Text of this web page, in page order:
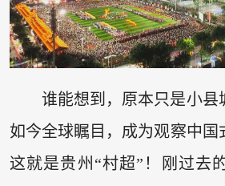
谁能想到，原本只是小县
如今全球瞩目，成为观察中国
这就是贵州“村超”！刚过去